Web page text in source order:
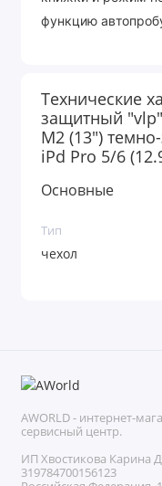
функцию
Технические
защитный
M2 (13")
iPd Pro 5/6
Основные
Тип
чехол
AWORLD - интернет-
сервисный центр.
ИП Хвостикова Карина
319784700156123